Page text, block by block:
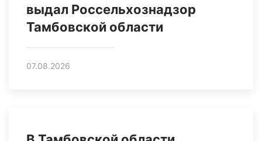
выдал Россельхознадзор
Тамбовской области
07.08.2026